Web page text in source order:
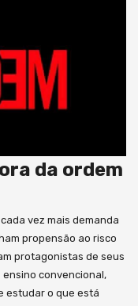
da ordem
vez mais demanda
propensão ao risco
protagonistas de seus
ensino convencional,
estudar o que está